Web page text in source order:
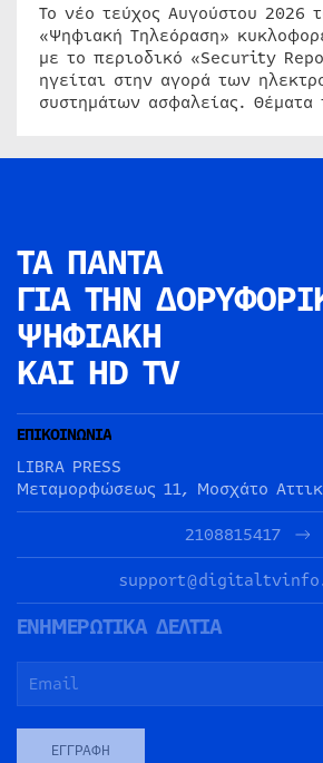
Το νέο τεύχος Αυγούστου 2026
«Ψηφιακή Τηλεόραση»
με το περιοδικό «Security
ηγείται στην αγορά των
συστημάτων ασφαλείας. Θέματα
ΤΑ ΠΑΝΤΑ
ΓΙΑ ΤΗΝ
ΨΗΦΙΑΚΗ
ΚΑΙ HD TV
ΕΠΙΚΟΙΝΩΝΙΑ
LIBRA PRESS
Μεταμορφώσεως 11, Μοσχάτο
2108815417
ΕΝΗΜΕΡΩΤΙΚΑ ΔΕΛΤΙΑ
ΕΓΓΡΑΦΉ